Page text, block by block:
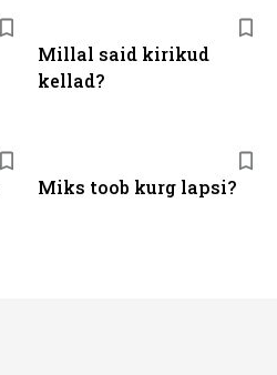
Millal said kirikud
kellad?
Miks toob kurg lapsi?